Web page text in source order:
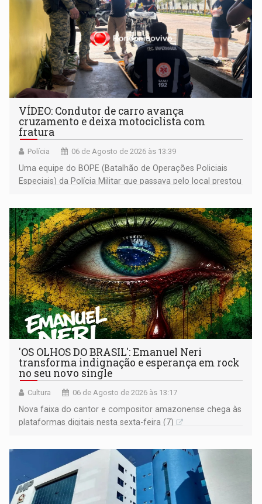
VÍDEO: Condutor de carro avança
cruzamento e deixa motociclista com
fratura
Polícia 06 de Agosto de 2026 às 13:39
Uma equipe do BOPE (Batalhão de Operações Policiais
Especiais) da Polícia Militar que passava pelo local prestou
'OS OLHOS DO BRASIL': Emanuel Neri
transforma indignação e esperança em rock
no seu novo single
Cultura 06 de Agosto de 2026 às 13:17
Nova faixa do cantor e compositor amazonense chega às
plataformas digitais nesta sexta-feira (7)